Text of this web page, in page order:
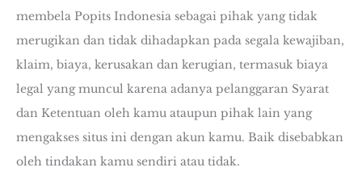
membela Popits Indonesia sebagai pihak yang tidak
merugikan dan tidak dihadapkan pada segala kewajiban,
klaim, biaya, kerusakan dan kerugian, termasuk biaya
legal yang muncul karena adanya pelanggaran Syarat
dan Ketentuan oleh kamu ataupun pihak lain yang
mengakses situs ini dengan akun kamu. Baik disebabkan
oleh tindakan kamu sendiri atau tidak.